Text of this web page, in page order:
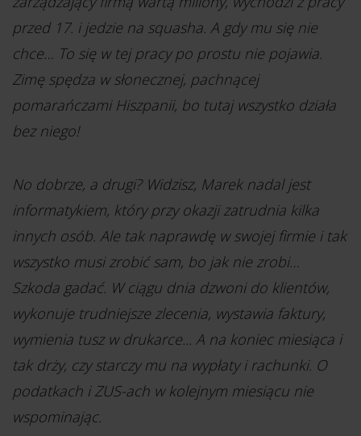
przed 17. i jedzie na squasha. A gdy mu się nie
chce… To się w tej pracy po prostu nie pojawia.
Zimę spędza w słonecznej, pachnącej
pomarańczami Hiszpanii, bo tutaj wszystko działa
bez niego!
No dobrze, a drugi? Widzisz, Marek nadal jest
informatykiem, który przy okazji zatrudnia kilka
innych osób. Ale tak naprawdę w swojej firmie i tak
wszystko musi zrobić sam, bo jak nie zrobi…
Szkoda gadać. W ciągu dnia dzwoni do klientów,
wykonuje trudniejsze zlecenia, wystawia faktury,
wymienia tusz w drukarce... A na koniec miesiąca i
tak drży, czy starczy mu na wypłaty i rachunki. O
podatkach i ZUS-ach w kolejnym miesiącu nie
wspominając.